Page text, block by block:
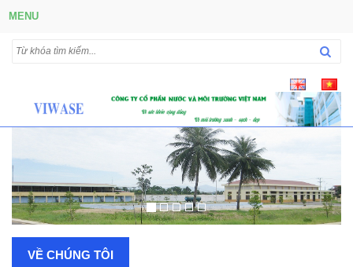
MENU
VỀ CHÚNG TÔI